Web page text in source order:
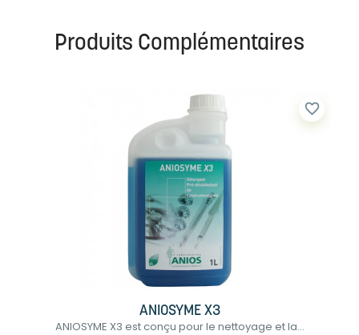
Produits Complémentaires
ANIOSYME X3
ANIOSYME X3 est conçu pour le nettoyage et la...
favorite_border